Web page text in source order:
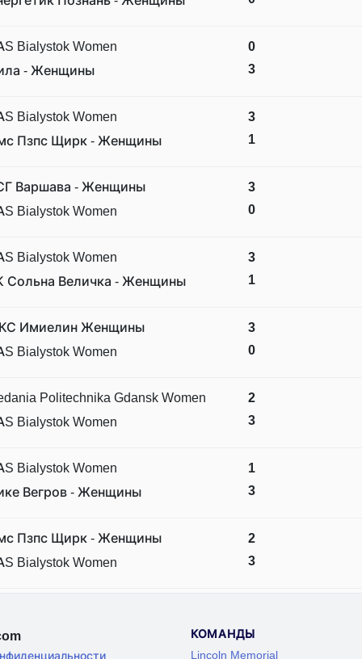
Bialystok Women
- Женщины
0
3
Bialystok Women
Пзпс Щирк - Женщины
3
1
Варшава - Женщины
Bialystok Women
3
0
Bialystok Women
Сольна Величка - Женщины
3
1
Имиелин Женщины
Bialystok Women
3
0
Politechnika Gdansk Women
Bialystok Women
2
3
Bialystok Women
Вегров - Женщины
1
3
Пзпс Щирк - Женщины
Bialystok Women
2
3
КОМАНДЫ
Lincoln Memorial